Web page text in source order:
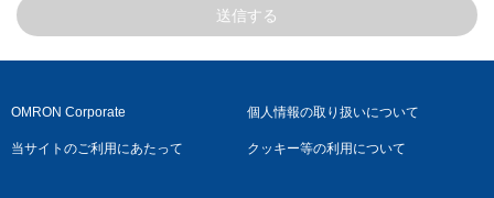
送信する
OMRON Corporate 個人情報の取り扱いについて
当サイトのご利用にあたって クッキー等の利用について